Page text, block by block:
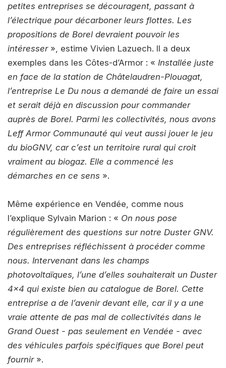
petites entreprises se découragent, passant à
l’électrique pour décarboner leurs flottes. Les
propositions de Borel devraient pouvoir les
intéresser», estime Vivien Lazuech. Il a deux
exemples dans les Côtes-d’Armor : « Installée juste
en face de la station de Châtelaudren-Plouagat,
l’entreprise Le Du nous a demandé de faire un essai
et serait déjà en discussion pour commander
auprès de Borel. Parmi les collectivités, nous avons
Leff Armor Communauté qui veut aussi jouer le jeu
du bioGNV, car c’est un territoire rural qui croit
vraiment au biogaz. Elle a commencé les
démarches en ce sens ».
Même expérience en Vendée, comme nous
l’explique Sylvain Marion : « On nous pose
régulièrement des questions sur notre Duster GNV.
Des entreprises réfléchissent à procéder comme
nous. Intervenant dans les champs
photovoltaïques, l’une d’elles souhaiterait un Duster
4x4 qui existe bien au catalogue de Borel. Cette
entreprise a de l’avenir devant elle, car il y a une
vraie attente de pas mal de collectivités dans le
Grand Ouest - pas seulement en Vendée - avec
des véhicules parfois spécifiques que Borel peut
fournir».